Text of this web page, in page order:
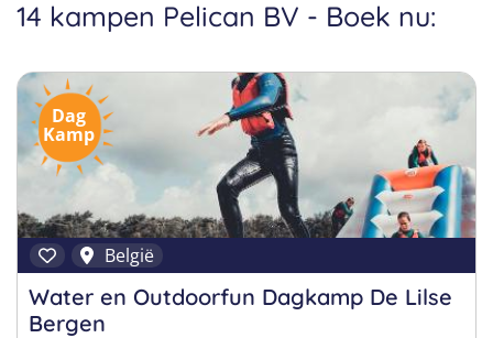
Boerderijkampen
Computerkampen
Musicalkampen
Natuurkampen
Ponykampen
Meidenkampen
Pretpark Kampen
Duitsland
Portugal
Oostenrijk
Italië
Taalreizen Italiaans
Surfkampen Portugal
Surfkampen Sri Lanka
Golfsurfkampen
Windsurfkampen
Kitesurfkampen
14 kampen Pelican BV - Boek nu:
Dag
Kamp
België
Water en Outdoorfun Dagkamp De Lilse
Bergen